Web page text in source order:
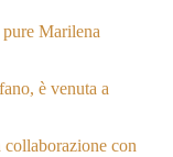
Marilena
è venuta a
con